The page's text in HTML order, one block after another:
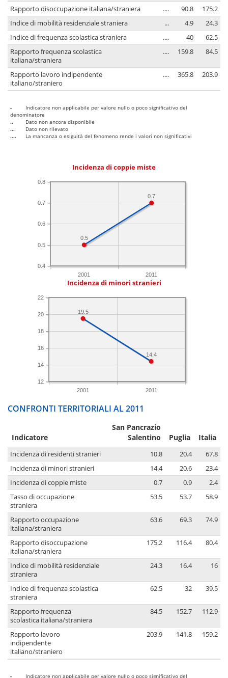
Rapporto disoccupazione italiana/straniera
.... 90.8
175.2
Indice di mobilità residenziale straniera
... 4.9
24.3
Indice di frequenza scolastica straniera
.... 40
62.5
Rapporto frequenza scolastica
italiana/straniera
.... 159.8 84.5
Rapporto lavoro indipendente
italiano/straniero
.... 365.8 203.9
-
Indicatore non applicabile per valore nullo o poco significativo del
denominatore
..
Dato non ancora disponibile
...
Dato non rilevato
....
La mancanza o esiguità del fenomeno rende i valori non significativi
Incidenza di coppie miste
2001 2011
0.4
0.5
0.6
0.7
0.8
0.7
0.5
Incidenza di minori stranieri
2001 2011
12
14
16
18
20
22
14.4
19.5
CONFRONTI TERRITORIALI AL 2011
Indicatore
San Pancrazio
Salentino
Puglia Italia
Incidenza di residenti stranieri 10.8 20.4
67.8
Incidenza di minori stranieri
14.4 20.6
23.4
Incidenza di coppie miste
0.7 0.9
2.4
Tasso di occupazione
straniera
53.5 53.7 58.9
Rapporto occupazione
italiana/straniera
63.6 69.3 74.9
Rapporto disoccupazione
italiana/straniera
175.2 116.4 80.4
Indice di mobilità residenziale
straniera
24.3 16.4 16
Indice di frequenza scolastica
straniera
62.5 32 39.5
Rapporto frequenza
scolastica italiana/straniera
84.5 152.7 112.9
Rapporto lavoro
indipendente
italiano/straniero
203.9 141.8 159.2
- Indicatore non applicabile per valore nullo o poco significativo del